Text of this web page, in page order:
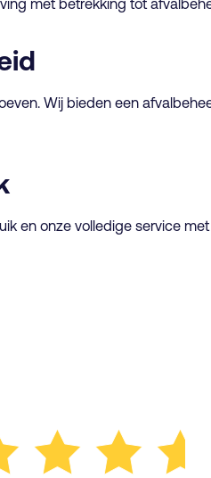
Wij bieden een
en onze volledige service